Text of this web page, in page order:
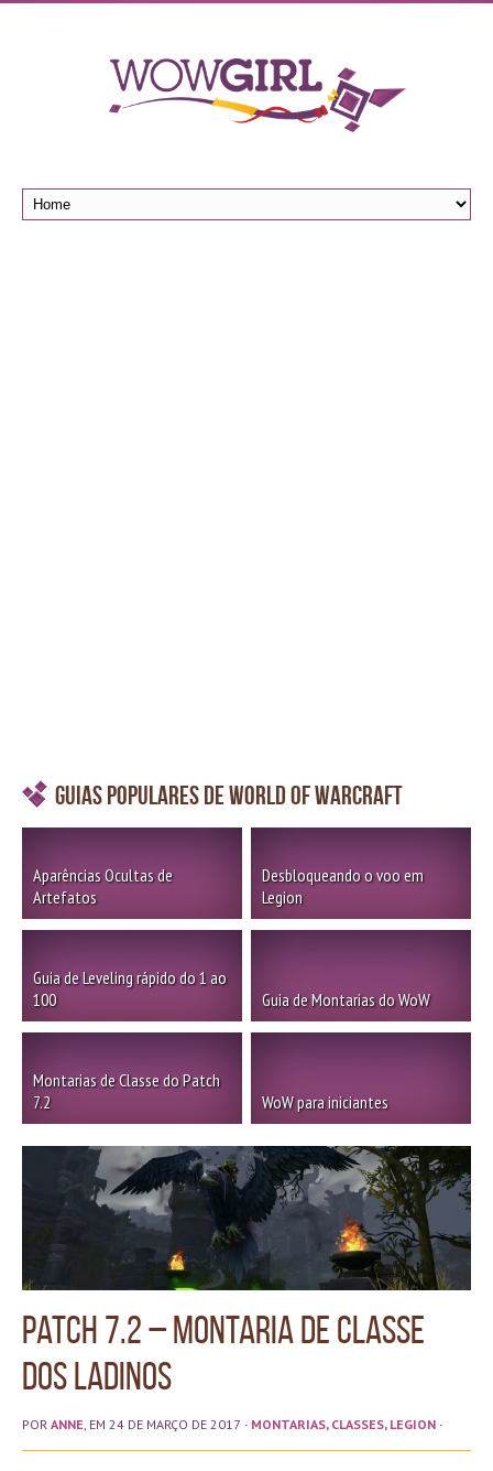
Guias Populares de World of Warcraft
Aparências Ocultas de
Artefatos
Desbloqueando o voo em
Legion
Guia de Leveling rápido do 1 ao
100
Guia de Montarias do WoW
Montarias de Classe do Patch
7.2
WoW para iniciantes
Patch 7.2 – Montaria de Classe
dos Ladinos
POR ANNE , EM 24 DE MARÇO DE 2017 · MONTARIAS, CLASSES, LEGION ·